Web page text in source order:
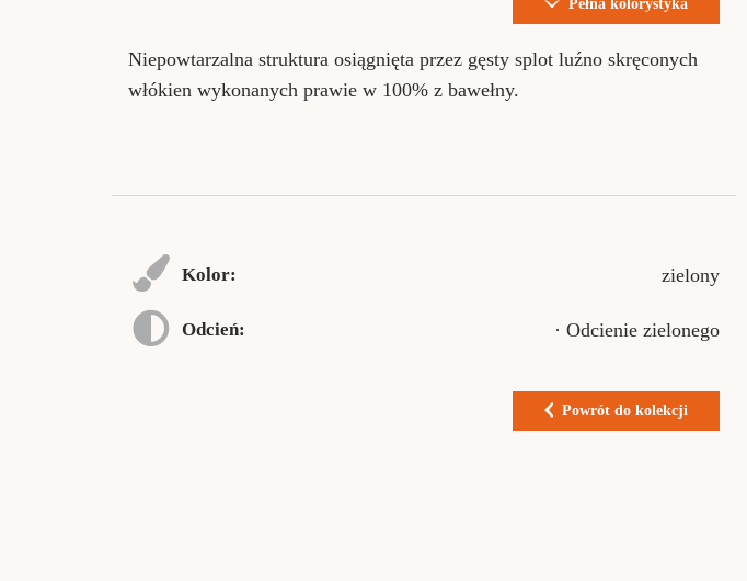
Pełna kolorystyka
Niepowtarzalna struktura osiągnięta przez gęsty splot luźno skręconych
włókien wykonanych prawie w 100% z bawełny.
Kolor: zielony
Odcień: · Odcienie zielonego
Powrót do kolekcji